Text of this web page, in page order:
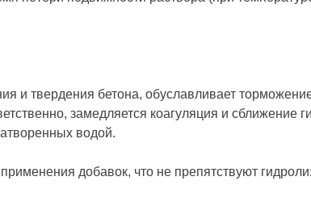
и твердения бетона, обуславливает
замедляется коагуляция и
водой.
добавок, что не препятствуют